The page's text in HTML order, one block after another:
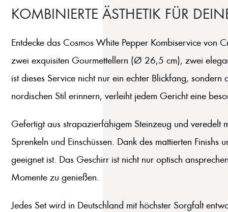
KOMBINIERTE ÄSTHETIK FÜR
Entdecke das Cosmos White Pepper Kombiservice von
zwei exquisiten Gourmettellern (Ø 26,5 cm), zwei
ist dieses Service nicht nur ein echter Blickfang,
nordischen Stil erinnern, verleiht jedem Gericht eine
Gefertigt aus strapazierfähigem Steinzeug und veredelt
Sprenkeln und Einschüssen. Dank des mattierten
geeignet ist. Das Geschirr ist nicht nur optisch
Momente zu genießen.
Jedes Set wird in Deutschland mit höchster Sorgfalt